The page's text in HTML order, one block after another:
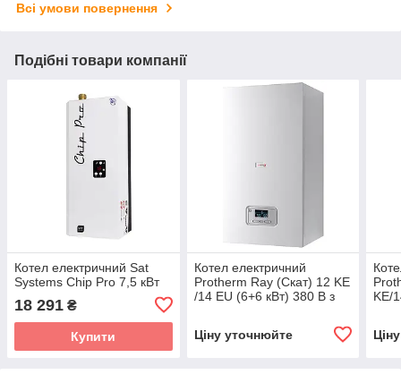
Всі умови повернення
Подібні товари компанії
Котел електричний Sat
Systems Chip Pro 7,5 кВт
18 291 ₴
Купити
Котел електричний
Protherm Ray (Скат) 12 KE
/14 EU (6+6 кВт) 380 В з
Ціну уточнюйте
KE/